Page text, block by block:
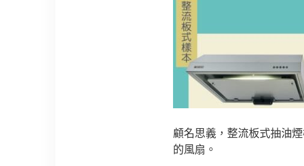
顧名思義，整流板式抽油
的風扇。